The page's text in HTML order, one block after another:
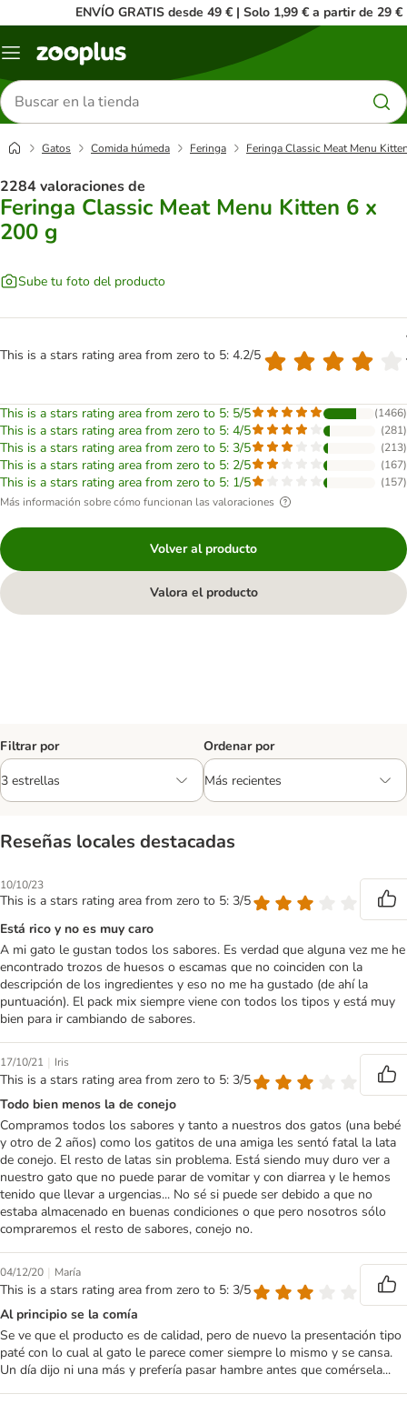
ENVÍO GRATIS desde 49 € | Solo 1,99 € a partir de 29 €
Menú
Buscar
productos
Gatos Comida húmeda Feringa Feringa Classic Meat Menu
2284 valoraciones de
Feringa Classic Meat Menu Kitten 6 x
200 g
Sube tu foto del producto
This is a stars rating area from zero to 5: 4.2/5
This is a stars rating area from zero to 5: 5/5 (1466)
This is a stars rating area from zero to 5: 4/5 (281)
This is a stars rating area from zero to 5: 3/5 (213)
This is a stars rating area from zero to 5: 2/5 (167)
This is a stars rating area from zero to 5: 1/5 (157)
Más información sobre cómo funcionan las valoraciones
Volver al producto
Valora el producto
Filtrar por Ordenar por
Reseñas locales destacadas
10/10/23
This is a stars rating area from zero to 5: 3/5
Está rico y no es muy caro
A mi gato le gustan todos los sabores. Es verdad que alguna vez me he
encontrado trozos de huesos o escamas que no coinciden con la
descripción de los ingredientes y eso no me ha gustado (de ahí la
puntuación). El pack mix siempre viene con todos los tipos y está muy
bien para ir cambiando de sabores.
17/10/21 | Iris
This is a stars rating area from zero to 5: 3/5
Todo bien menos la de conejo
Compramos todos los sabores y tanto a nuestros dos gatos (una bebé
y otro de 2 años) como los gatitos de una amiga les sentó fatal la lata
de conejo. El resto de latas sin problema. Está siendo muy duro ver a
nuestro gato que no puede parar de vomitar y con diarrea y le hemos
tenido que llevar a urgencias... No sé si puede ser debido a que no
estaba almacenado en buenas condiciones o que pero nosotros sólo
compraremos el resto de sabores, conejo no.
04/12/20 | María
This is a stars rating area from zero to 5: 3/5
Al principio se la comía
Se ve que el producto es de calidad, pero de nuevo la presentación tipo
paté con lo cual al gato le parece comer siempre lo mismo y se cansa.
Un día dijo ni una más y prefería pasar hambre antes que comérsela...